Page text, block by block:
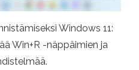
Windows 11:
Win+R -näppäimien ja